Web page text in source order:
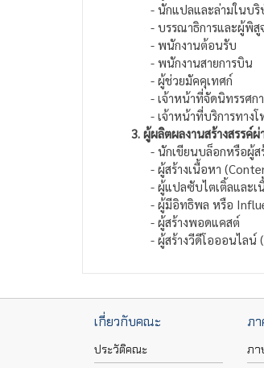
- นักแปลและล่ามในบริษัท
- บรรณาธิการและผู้พิสูจน์
- พนักงานต้อนรับ
- พนักงานสายการบิน
- ผู้ช่วยมัคคุเทศก์
- เจ้าหน้าที่จัดนิทรรศการ ง
- เจ้าหน้าที่บริการทางโทร
3. ผู้ผลิตผลงานสร้างสรรค์
- นักเขียนบล็อกหรือผู้สร้า
- ผู้สร้างเนื้อหา (Content
- ผู้แปลซับไตเติ้ลและเนื้อ
- ผู้มีอิทธิพล หรือ
- ผู้สร้างพอดแคสต์
- ผู้สร้างวีดีโอออนไลน์
เกี่ยวกับคณะ
ประวัติคณะ
ภ
ภา